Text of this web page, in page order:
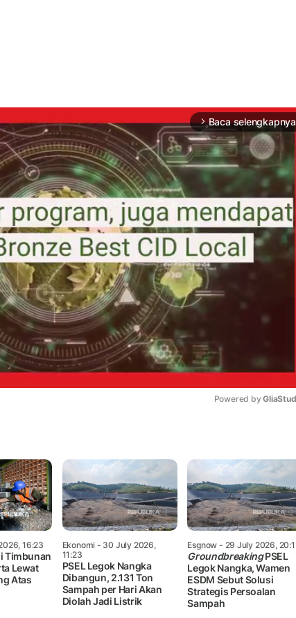
arrow_forward_ios Baca selengkapnya
Powered by
16:23
Timbunan
Lewat
Atas
Ekonomi - 30 July 2026,
11:23
PSEL Legok Nangka
Dibangun, 2.131 Ton
Sampah per Hari Akan
Diolah Jadi Listrik
Esgnow - 29 July 2026,
GroundbreakingPSEL
Legok Nangka, Wamen
ESDM Sebut Solusi
Strategis Persoalan
Sampah